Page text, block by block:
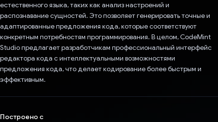
естественного языка, таких как анализ настроений и
распознавание сущностей. Это позволяет генерировать точные и
адаптированные предложения кода, которые соответствуют
конкретным потребностям программирования. В целом, CodeMint
Studio предлагает разработчикам профессиональный интерфейс
редактора кода с интеллектуальными возможностями
предложения кода, что делает кодирование более быстрым и
эффективным.
Построено с